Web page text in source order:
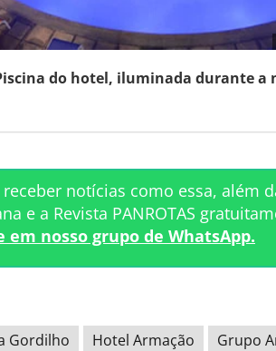
do hotel, iluminada durante a
receber notícias como essa, além
e a Revista PANROTAS
em nosso grupo de WhatsApp.
Gordilho Hotel Armação Grupo